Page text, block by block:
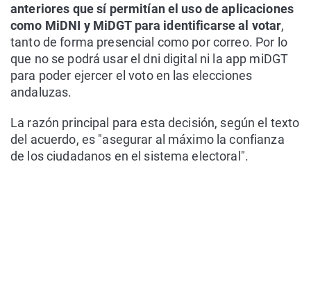
anteriores que sí permitían el uso de aplicaciones
como MiDNI y MiDGT para identificarse al votar,
tanto de forma presencial como por correo. Por lo
que no se podrá usar el dni digital ni la app miDGT
para poder ejercer el voto en las elecciones
andaluzas.
La razón principal para esta decisión, según el texto
del acuerdo, es "asegurar al máximo la confianza
de los ciudadanos en el sistema electoral".